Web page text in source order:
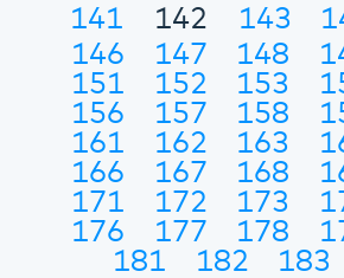
141
142 143
146
147 148
151
152 153
156
157 158
161
162 163
166
167 168
171
172 173
176
177 178
181
182 183